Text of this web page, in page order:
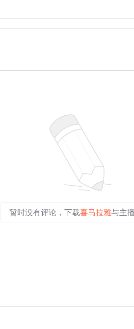
状况中，
暂时没有评论，下载喜马拉雅与主